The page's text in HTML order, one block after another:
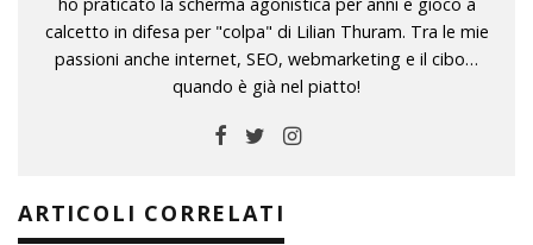
calcetto in difesa per "colpa" di Lilian Thuram. Tra le mie
passioni anche internet, SEO, webmarketing e il cibo…
quando è già nel piatto!
ARTICOLI CORRELATI